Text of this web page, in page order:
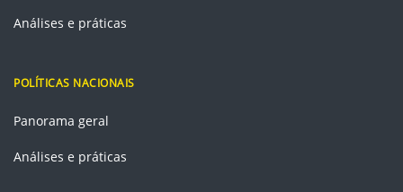
Análises e práticas
POLÍTICAS NACIONAIS
Panorama geral
Análises e práticas